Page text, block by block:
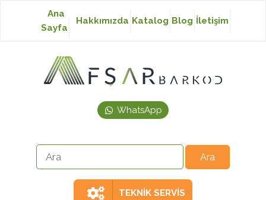
Baskısız Etiket
Japon Akmaz Yıkama
Ana
Sayfa
Hakkımızda Katalog Blog İletişim
WhatsApp
TEKNİK SERVİS